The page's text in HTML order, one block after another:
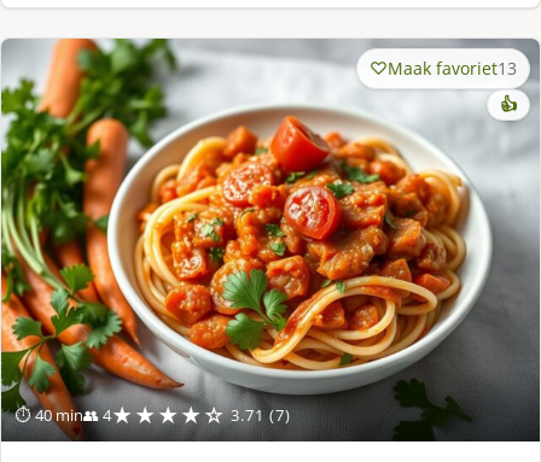
⏱ 40 min👥 4★★★★☆ 3.71 (7)
Maak favoriet13
👍